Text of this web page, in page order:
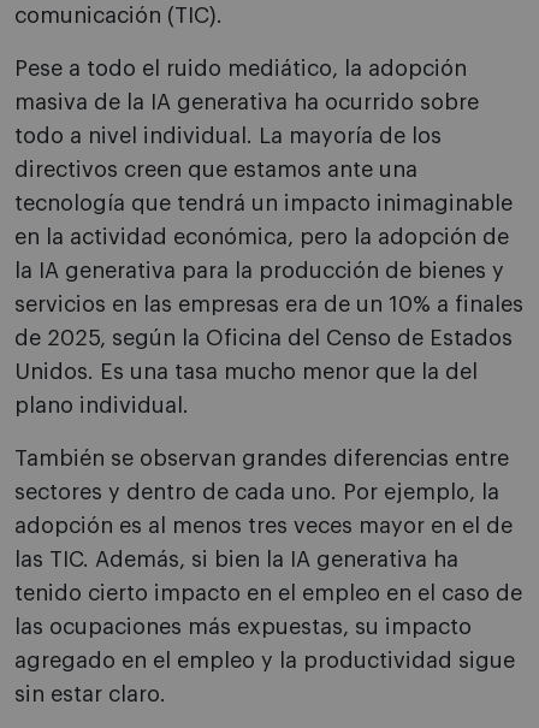
comunicación (TIC).
Pese a todo el ruido mediático, la adopción
masiva de la IA generativa ha ocurrido sobre
todo a nivel individual. La mayoría de los
directivos creen que estamos ante una
tecnología que tendrá un impacto inimaginable
en la actividad económica, pero la adopción de
la IA generativa para la producción de bienes y
servicios en las empresas era de un 10% a finales
de 2025, según la Oficina del Censo de Estados
Unidos. Es una tasa mucho menor que la del
plano individual.
También se observan grandes diferencias entre
sectores y dentro de cada uno. Por ejemplo, la
adopción es al menos tres veces mayor en el de
las TIC. Además, si bien la IA generativa ha
tenido cierto impacto en el empleo en el caso de
las ocupaciones más expuestas, su impacto
agregado en el empleo y la productividad sigue
sin estar claro.